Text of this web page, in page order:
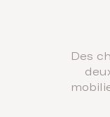
Des